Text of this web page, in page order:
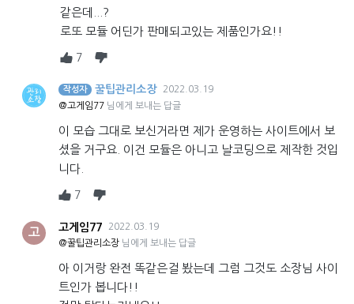
같은데...?
로또 모듈 어딘가 판매되고있는 제품인가요!!
7
작성자 꿀팁관리소장
2022.03.19
@고게임77 님에게 보내는 답글
이 모습 그대로 보신거라면 제가 운영하는 사이트에서 보
셨을 거구요. 이건 모듈은 아니고 날코딩으로 제작한 것입
니다.
7
고 고게임77
2022.03.19
@꿀팁관리소장 님에게 보내는 답글
아 이거랑 완전 똑같은걸 봤는데 그럼 그것도 소장님 사이
트인가 봅니다!!